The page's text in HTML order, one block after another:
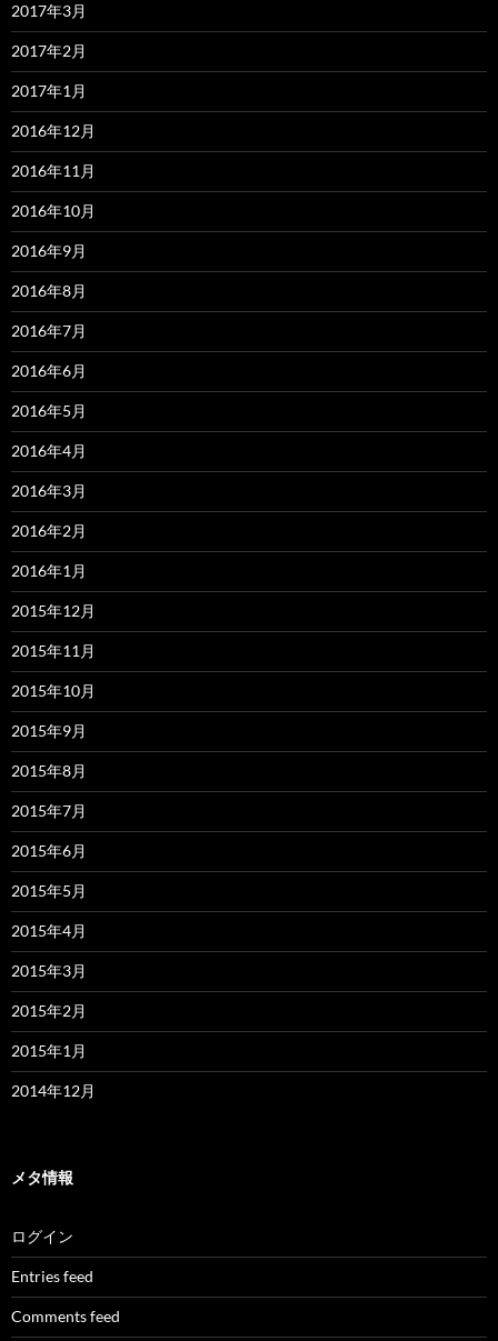
2017年3月
2017年2月
2017年1月
2016年12月
2016年11月
2016年10月
2016年9月
2016年8月
2016年7月
2016年6月
2016年5月
2016年4月
2016年3月
2016年2月
2016年1月
2015年12月
2015年11月
2015年10月
2015年9月
2015年8月
2015年7月
2015年6月
2015年5月
2015年4月
2015年3月
2015年2月
2015年1月
2014年12月
メタ情報
ログイン
Entries feed
Comments feed